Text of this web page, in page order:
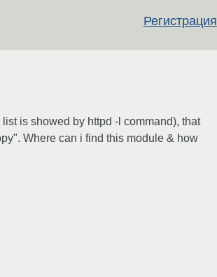
Регистрация
is showed by httpd -l command), that
Where can i find this module & how